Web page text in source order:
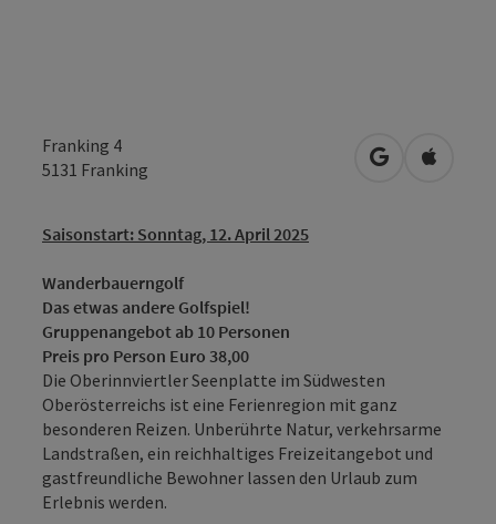
Franking 4
5131 Franking in Google
in
Saisonstart: Sonntag, 12. April 2025
Wanderbauerngolf
Das etwas andere Golfspiel!
Gruppenangebot ab 10 Personen
Preis pro Person Euro 38,00
Die Oberinnviertler Seenplatte im Südwesten
Oberösterreichs ist eine Ferienregion mit ganz
besonderen Reizen. Unberührte Natur, verkehrsarme
Landstraßen, ein reichhaltiges Freizeitangebot und
gastfreundliche Bewohner lassen den Urlaub zum
Erlebnis werden.